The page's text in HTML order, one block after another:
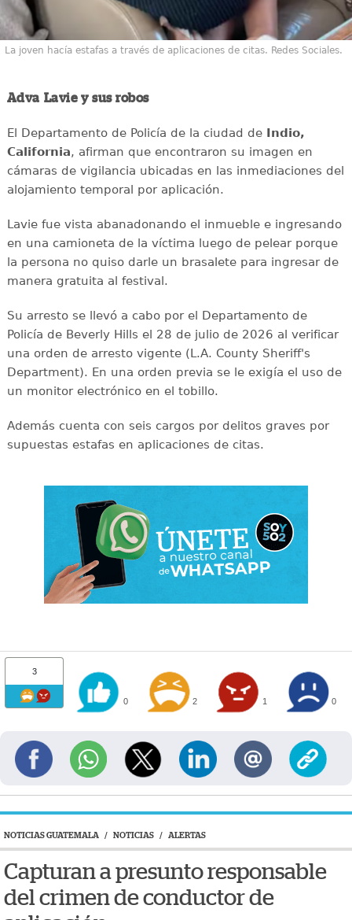
La joven hacía estafas a través de aplicaciones de citas. Redes Sociales.
Adva Lavie y sus robos
El Departamento de Policía de la ciudad de Indio,
California, afirman que encontraron su imagen en
cámaras de vigilancia ubicadas en las inmediaciones del
alojamiento temporal por aplicación.
Lavie fue vista abanadonando el inmueble e ingresando
en una camioneta de la víctima luego de pelear porque
la persona no quiso darle un brasalete para ingresar de
manera gratuita al festival.
Su arresto se llevó a cabo por el Departamento de
Policía de Beverly Hills el 28 de julio de 2026 al verificar
una orden de arresto vigente (L.A. County Sheriff's
Department). En una orden previa se le exigía el uso de
un monitor electrónico en el tobillo.
Además cuenta con seis cargos por delitos graves por
supuestas estafas en aplicaciones de citas.
3
0 2 1 0
NOTICIAS GUATEMALA / NOTICIAS / ALERTAS
Capturan a presunto responsable
del crimen de conductor de